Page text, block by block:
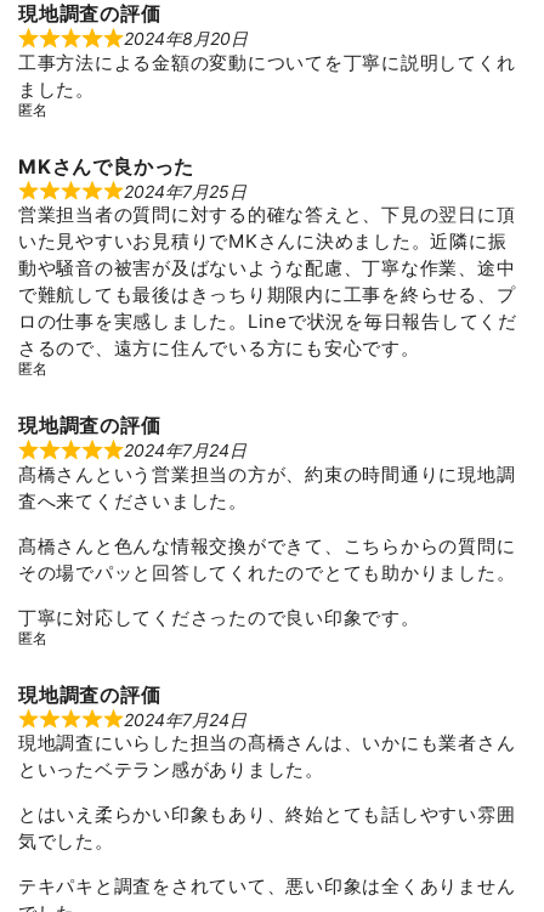
u
t
o
f
現地調査の評価
R
a
e
u
t
o
f
5
2024年8月20日
工事方法による金額の変動についてを丁寧に説明してくれ
ました。
匿名
MKさんで良かった
R
a
t
e
d
5
o
u
t
o
2024年7月25日
営業担当者の質問に対する的確な答えと、下見の翌日に頂
いた見やすいお見積りでMKさんに決めました。近隣に振
動や騒音の被害が及ばないような配慮、丁寧な作業、途中
で難航しても最後はきっちり期限内に工事を終らせる、プ
ロの仕事を実感しました。Lineで状況を毎日報告してくだ
さるので、遠方に住んでいる方にも安心です。
匿名
現地調査の評価
R
a
t
e
5
o
u
o
f
2024年7月24日
髙橋さんという営業担当の方が、約束の時間通りに現地調
査へ来てくださいました。
髙橋さんと色んな情報交換ができて、こちらからの質問に
その場でパッと回答してくれたのでとても助かりました。
丁寧に対応してくださったので良い印象です。
匿名
現地調査の評価
R
a
e
5
o
u
o
f
2024年7月24日
現地調査にいらした担当の髙橋さんは、いかにも業者さん
といったベテラン感がありました。
とはいえ柔らかい印象もあり、終始とても話しやすい雰囲
気でした。
テキパキと調査をされていて、悪い印象は全くありません